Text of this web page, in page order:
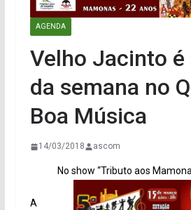
AGENDA
Velho Jacinto é
da semana no
Boa Música
14/03/2018 ascom
No show “Tributo aos
A